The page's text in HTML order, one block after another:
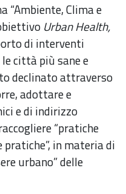
“Ambiente, Clima e
Urban Health,
di interventi
città più sane e
declinato attraverso
adottare e
e di indirizzo
“pratiche
pratiche”, in materia di
urbano” delle